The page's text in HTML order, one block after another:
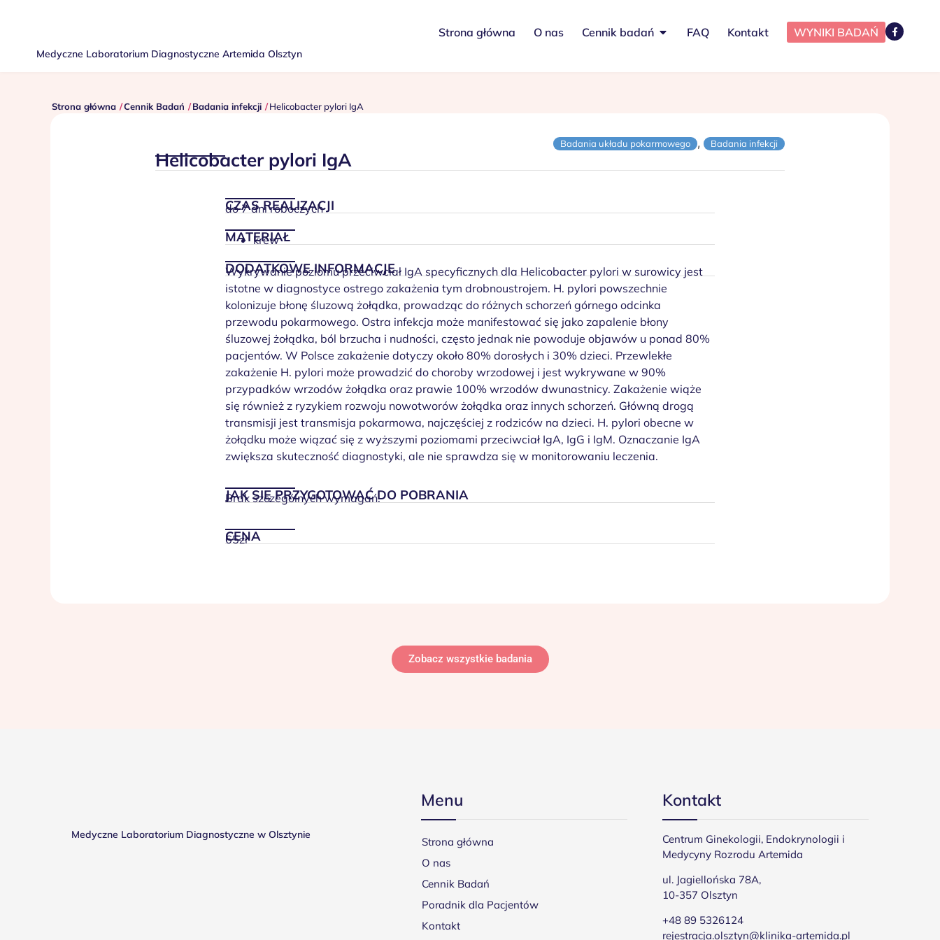
Medyczne Laboratorium Diagnostyczne Artemida Olsztyn
Strona główna O nas Cennik badań FAQ Kontakt WYNIKI BADAŃ
Strona główna Cennik Badań Badania infekcji Helicobacter pylori IgA
Badania układu pokarmowego , Badania infekcji
Helicobacter pylori IgA
CZAS REALIZACJI
do 7 dni roboczych
MATERIAŁ
krew
DODATKOWE INFORMACJE
Wykrywanie poziomu przeciwciał IgA specyficznych dla Helicobacter pylori w surowicy jest
istotne w diagnostyce ostrego zakażenia tym drobnoustrojem. H. pylori powszechnie
kolonizuje błonę śluzową żołądka, prowadząc do różnych schorzeń górnego odcinka
przewodu pokarmowego. Ostra infekcja może manifestować się jako zapalenie błony
śluzowej żołądka, ból brzucha i nudności, często jednak nie powoduje objawów u ponad 80%
pacjentów. W Polsce zakażenie dotyczy około 80% dorosłych i 30% dzieci. Przewlekłe
zakażenie H. pylori może prowadzić do choroby wrzodowej i jest wykrywane w 90%
przypadków wrzodów żołądka oraz prawie 100% wrzodów dwunastnicy. Zakażenie wiąże
się również z ryzykiem rozwoju nowotworów żołądka oraz innych schorzeń. Główną drogą
transmisji jest transmisja pokarmowa, najczęściej z rodziców na dzieci. H. pylori obecne w
żołądku może wiązać się z wyższymi poziomami przeciwciał IgA, IgG i IgM. Oznaczanie IgA
zwiększa skuteczność diagnostyki, ale nie sprawdza się w monitorowaniu leczenia.
JAK SIĘ PRZYGOTOWAĆ DO POBRANIA
Brak szczególnych wymagań.
CENA
65zł
Zobacz wszystkie badania
Medyczne Laboratorium Diagnostyczne w Olsztynie
Menu
Strona główna
O nas
Cennik Badań
Poradnik dla Pacjentów
Kontakt
Kontakt
Centrum Ginekologii, Endokrynologii i
Medycyny Rozrodu Artemida
ul. Jagiellońska 78A,
10-357 Olsztyn
+48 89 5326124
rejestracja.olsztyn@klinika-artemida.pl